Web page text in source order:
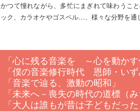
かつて憧れながら、多忙にまぎれて味わうこ
ック、カラオケやゴスペル…、様々な分野を通
「心に残る音楽を ～心を動かす
「僕の音楽修行時代 恩師・いず
「音楽で辿る、激動の昭和」
「未来へ－喪失の時代の道標（み
「大人は誰もが昔は子どもだっ